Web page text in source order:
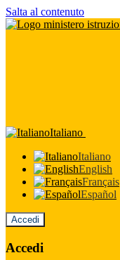
Salta al contenuto
Italiano
Italiano
English
Français
Español
Accedi
Accedi